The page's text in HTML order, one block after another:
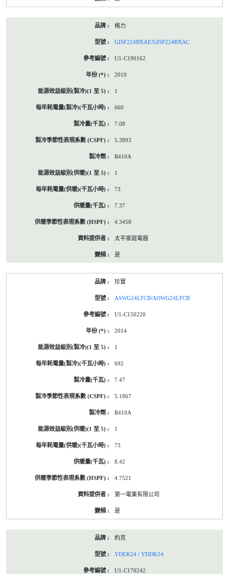
格力
GISF224BXAE/GISF224BXAC
U1-C190162
2019
1
660
7.08
5.3893
R410A
1
73
7.37
4.3458
太平家庭電器
是
珍寶
ASWG24LFCB/AOWG24LFCB
U1-C150220
2014
1
692
7.47
5.1867
R410A
1
73
8.42
4.7521
第一電業有限公司
是
約克
YDEK24 / YDDK24
U1-C170242